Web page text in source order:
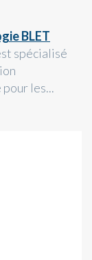
BLET
spécialisé
les...